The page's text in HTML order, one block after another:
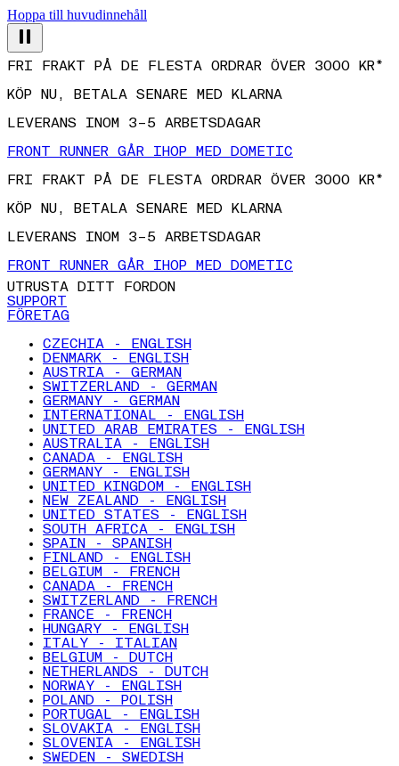
Hoppa till huvudinnehåll
FRI FRAKT PÅ DE FLESTA ORDRAR ÖVER 3000 KR*
KÖP NU, BETALA SENARE MED KLARNA
LEVERANS INOM 3–5 ARBETSDAGAR
FRONT RUNNER GÅR IHOP MED DOMETIC
FRI FRAKT PÅ DE FLESTA ORDRAR ÖVER 3000 KR*
KÖP NU, BETALA SENARE MED KLARNA
LEVERANS INOM 3–5 ARBETSDAGAR
FRONT RUNNER GÅR IHOP MED DOMETIC
UTRUSTA DITT FORDON
SUPPORT
FÖRETAG
CZECHIA - ENGLISH
DENMARK - ENGLISH
AUSTRIA - GERMAN
SWITZERLAND - GERMAN
GERMANY - GERMAN
INTERNATIONAL - ENGLISH
UNITED ARAB EMIRATES - ENGLISH
AUSTRALIA - ENGLISH
CANADA - ENGLISH
GERMANY - ENGLISH
UNITED KINGDOM - ENGLISH
NEW ZEALAND - ENGLISH
UNITED STATES - ENGLISH
SOUTH AFRICA - ENGLISH
SPAIN - SPANISH
FINLAND - ENGLISH
BELGIUM - FRENCH
CANADA - FRENCH
SWITZERLAND - FRENCH
FRANCE - FRENCH
HUNGARY - ENGLISH
ITALY - ITALIAN
BELGIUM - DUTCH
NETHERLANDS - DUTCH
NORWAY - ENGLISH
POLAND - POLISH
PORTUGAL - ENGLISH
SLOVAKIA - ENGLISH
SLOVENIA - ENGLISH
SWEDEN - SWEDISH